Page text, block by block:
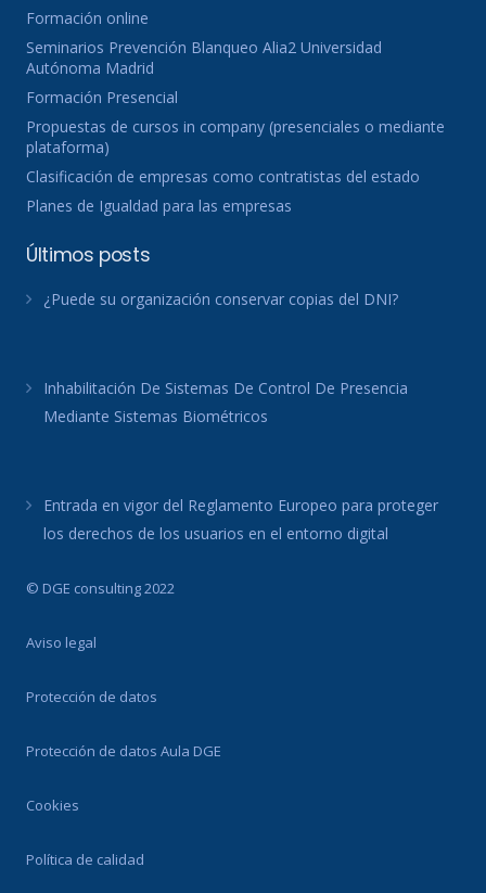
Formación online
Seminarios Prevención Blanqueo Alia2 Universidad
Autónoma Madrid
Formación Presencial
Propuestas de cursos in company (presenciales o mediante
plataforma)
Clasificación de empresas como contratistas del estado
Planes de Igualdad para las empresas
Últimos posts
¿Puede su organización conservar copias del DNI?
Inhabilitación De Sistemas De Control De Presencia
Mediante Sistemas Biométricos
Entrada en vigor del Reglamento Europeo para proteger
los derechos de los usuarios en el entorno digital
© DGE consulting 2022
Aviso legal
Protección de datos
Protección de datos Aula DGE
Cookies
Política de calidad